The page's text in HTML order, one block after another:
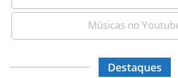
Músicas no
Destaques